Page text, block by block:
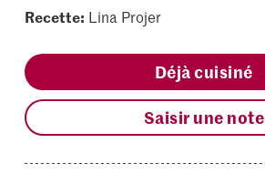
Recette: Lina Projer
Déjà cuisiné
Saisir une note